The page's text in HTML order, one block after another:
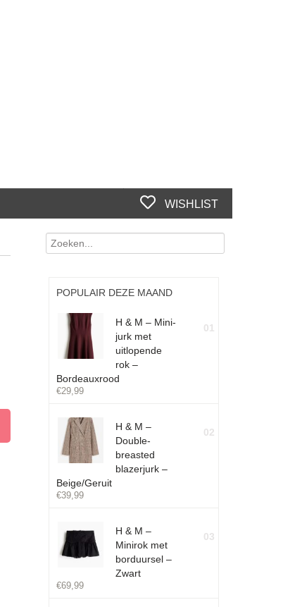
WISHLIST
POPULAIR DEZE MAAND
H & M – Mini-
jurk met
uitlopende
rok –
Bordeauxrood
€29,99
01
H & M –
Double-
breasted
blazerjurk –
Beige/Geruit
€39,99
02
H & M –
Minirok met
borduursel –
Zwart
€69,99
03